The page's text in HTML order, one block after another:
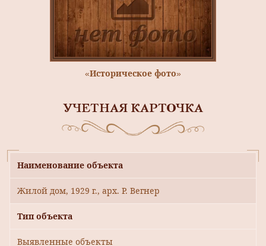
«Историческое фото»
УЧЕТНАЯ КАРТОЧКА
Наименование объекта
Жилой дом, 1929 г., арх. Р. Вегнер
Тип объекта
Выявленные объекты